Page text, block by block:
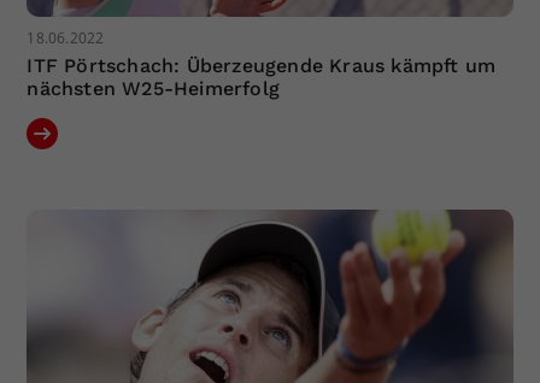
18.06.2022
ITF Pörtschach: Überzeugende Kraus kämpft um
nächsten W25-Heimerfolg